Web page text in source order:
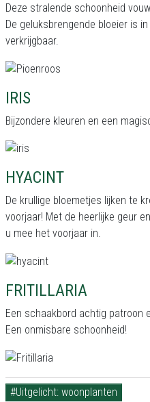
Deze stralende schoonheid
De geluksbrengende bloeier is
verkrijgbaar.
IRIS
Bijzondere kleuren en een
HYACINT
De krullige bloemetjes lijken te
voorjaar! Met de heerlijke geur
u mee het voorjaar in.
FRITILLARIA
Een schaakbord achtig patroon
Een onmisbare schoonheid!
#Uitgelicht: woonplanten